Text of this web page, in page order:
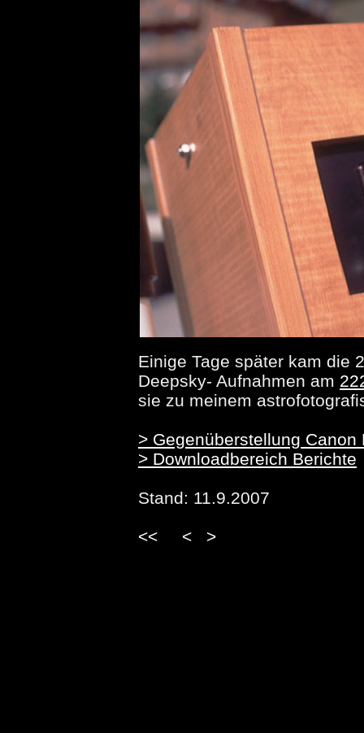
Einige Tage später kam die
Deepsky- Aufnahmen am
sie zu meinem
> Gegenüberstellung Canon
> Downloadbereich Berichte
Stand: 11.9.2007
<< < >